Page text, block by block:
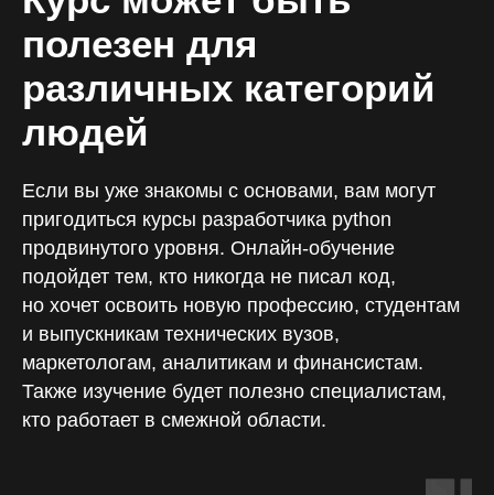
полезен для
различных категорий
людей
Если вы уже знакомы с основами, вам могут
пригодиться курсы разработчика python
продвинутого уровня. Онлайн-обучение
подойдет тем, кто никогда не писал код,
но хочет освоить новую профессию, студентам
и выпускникам технических вузов,
маркетологам, аналитикам и финансистам.
Также изучение будет полезно специалистам,
кто работает в смежной области.